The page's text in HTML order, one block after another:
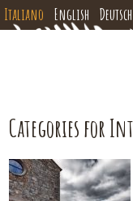
Italiano English Deutsch
Categories for